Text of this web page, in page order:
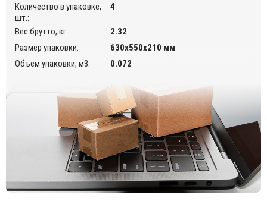
Количество в упаковке,
шт.:
4
Вес брутто, кг:
2.32
Размер упаковки:
630х550х210 мм
Объем упаковки, м3:
0.072